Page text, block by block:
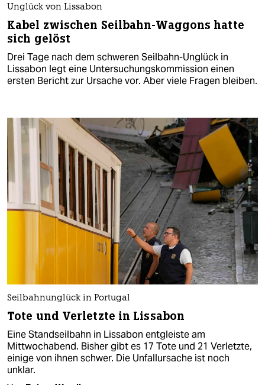
Unglück von Lissabon
Kabel zwischen Seilbahn-Waggons hatte
sich gelöst
Drei Tage nach dem schweren Seilbahn-Unglück in
Lissabon legt eine Untersuchungskommission einen
ersten Bericht zur Ursache vor. Aber viele Fragen bleiben.
Seilbahnunglück in Portugal
Tote und Verletzte in Lissabon
Eine Standseilbahn in Lissabon entgleiste am
Mittwochabend. Bisher gibt es 17 Tote und 21 Verletzte,
einige von ihnen schwer. Die Unfallursache ist noch
unklar.